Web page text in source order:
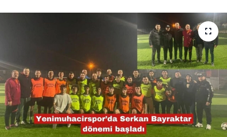
SAĞLIK
TARIM VE HAYVANCILIK
KÜLTÜR SANAT
RESMİ İLAN